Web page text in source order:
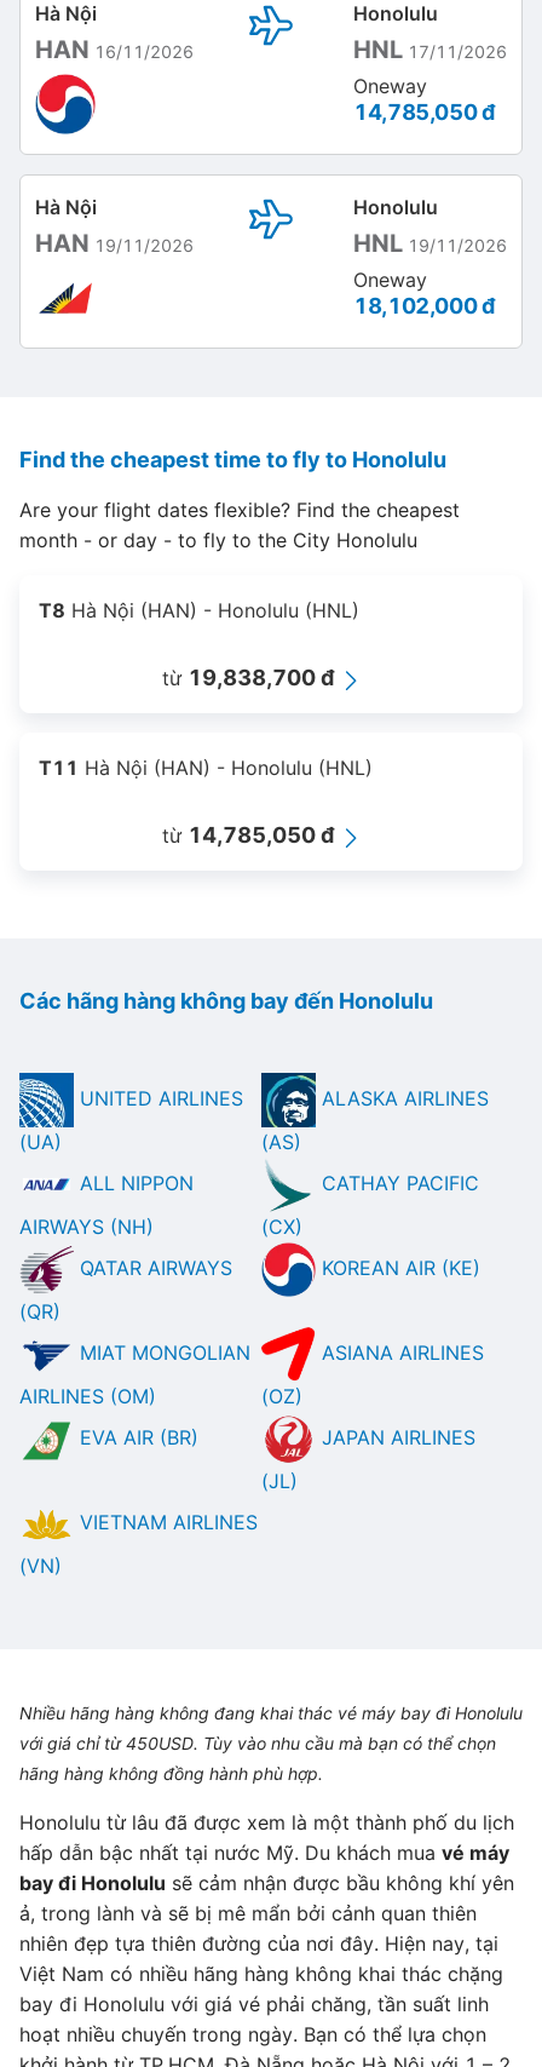
Hà Nội
HAN 16/11/2026
Honolulu
HNL 17/11/2026
Oneway
14,785,050 đ
Hà Nội
HAN 19/11/2026
Honolulu
HNL 19/11/2026
Oneway
18,102,000 đ
Find the cheapest time to fly to Honolulu
Are your flight dates flexible? Find the cheapest
month - or day - to fly to the City Honolulu
T8 Hà Nội (HAN) - Honolulu (HNL)
từ 19,838,700 đ
T11 Hà Nội (HAN) - Honolulu (HNL)
từ 14,785,050 đ
Các hãng hàng không bay đến Honolulu
UNITED AIRLINES
(UA)
ALASKA AIRLINES
(AS)
ALL NIPPON
AIRWAYS (NH)
CATHAY PACIFIC
(CX)
QATAR AIRWAYS
(QR)
KOREAN AIR (KE)
MIAT MONGOLIAN
AIRLINES (OM)
ASIANA AIRLINES
(OZ)
EVA AIR (BR)
JAPAN AIRLINES
(JL)
VIETNAM AIRLINES
(VN)
Nhiều hãng hàng không đang khai thác vé máy bay đi Honolulu
với giá chỉ từ 450USD. Tùy vào nhu cầu mà bạn có thể chọn
hãng hàng không đồng hành phù hợp.
Honolulu từ lâu đã được xem là một thành phố du lịch
hấp dẫn bậc nhất tại nước Mỹ. Du khách mua vé máy
bay đi Honolulu sẽ cảm nhận được bầu không khí yên
ả, trong lành và sẽ bị mê mẩn bởi cảnh quan thiên
nhiên đẹp tựa thiên đường của nơi đây. Hiện nay, tại
Việt Nam có nhiều hãng hàng không khai thác chặng
bay đi Honolulu với giá vé phải chăng, tần suất linh
hoạt nhiều chuyến trong ngày. Bạn có thể lựa chọn